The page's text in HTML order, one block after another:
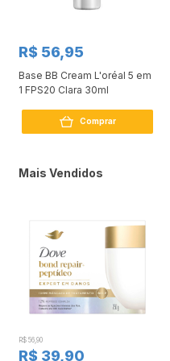
R$ 56,95
Base BB Cream L'oréal 5 em
1 FPS20 Clara 30ml
Comprar
Mais Vendidos
R$ 56,90
R$ 39,90